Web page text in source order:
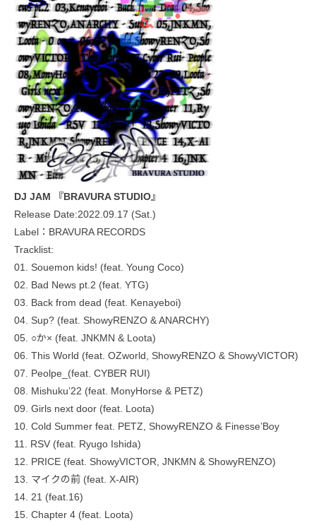
DJ JAM 『BRAVURA STUDIO』
Release Date:2022.09.17 (Sat.)
Label：BRAVURA RECORDS
Tracklist:
01. Souemon kids! (feat. Young Coco)
02. Bad News pt.2 (feat. YTG)
03. Back from dead (feat. Kenayeboi)
04. Sup? (feat. ShowyRENZO & ANARCHY)
05. ○か× (feat. JNKMN & Loota)
06. This World (feat. OZworld, ShowyRENZO & ShowyVICTOR)
07. Peolpe_(feat. CYBER RUI)
08. Mishuku’22 (feat. MonyHorse & PETZ)
09. Girls next door (feat. Loota)
10. Cold Summer feat. PETZ, ShowyRENZO & Finesse’Boy
11. RSV (feat. Ryugo Ishida)
12. PRICE (feat. ShowyVICTOR, JNKMN & ShowyRENZO)
13. マイクの前 (feat. X-AIR)
14. 21 (feat.16)
15. Chapter 4 (feat. Loota)